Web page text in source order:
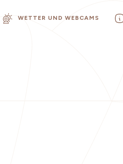
WETTER UND WEBCAMS